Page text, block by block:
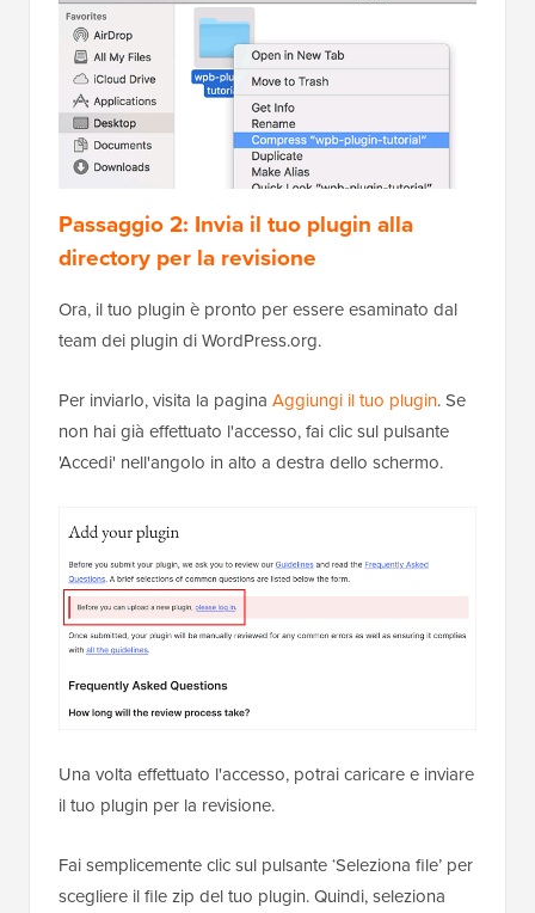
Passaggio 2: Invia il tuo plugin alla
directory per la revisione
Ora, il tuo plugin è pronto per essere esaminato dal
team dei plugin di WordPress.org.
Per inviarlo, visita la pagina Aggiungi il tuo plugin. Se
non hai già effettuato l'accesso, fai clic sul pulsante
'Accedi' nell'angolo in alto a destra dello schermo.
Una volta effettuato l'accesso, potrai caricare e inviare
il tuo plugin per la revisione.
Fai semplicemente clic sul pulsante ‘Seleziona file’ per
scegliere il file zip del tuo plugin. Quindi, seleziona